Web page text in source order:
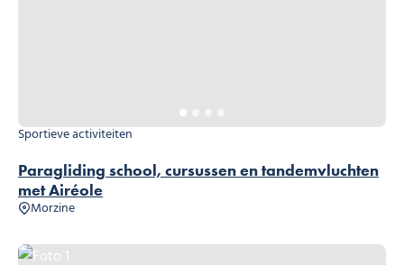
Paragliding school, cursussen en tandemvluchten
met Airéole
Sportieve activiteiten
Morzine
Foto 1